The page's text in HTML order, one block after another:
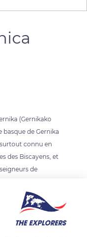
(Gernikako
basque de Gernika
connu en
des Biscayens, et
de
Pays basque, y
Il a été
le petit
de Juntas »